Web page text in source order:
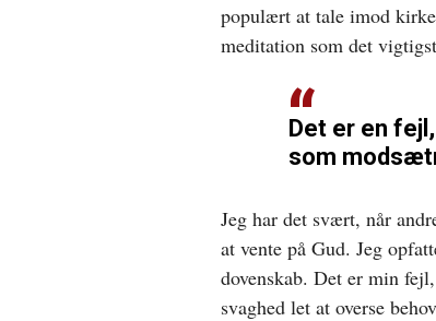
populært at tale imod
meditation som det
Det er en
som
Jeg har det svært, når
at vente på Gud. Jeg
dovenskab. Det er min
svaghed let at overse